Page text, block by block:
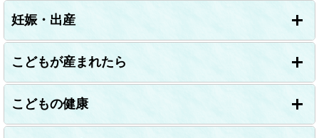
妊娠・出産
こどもが産まれたら
こどもの健康